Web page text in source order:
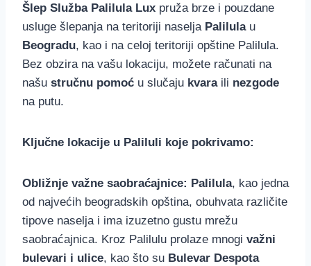
Šlep Služba Palilula Lux pruža brze i pouzdane
usluge šlepanja na teritoriji naselja Palilulau
Beogradu, kao i na celoj teritoriji opštine Palilula.
Bez obzira na vašu lokaciju, možete računati na
našu stručnu pomoć u slučaju kvaraili nezgode
na putu.
Ključne lokacije u Paliluli koje pokrivamo:
Obližnje važne saobraćajnice: Palilula, kao jedna
od najvećih beogradskih opština, obuhvata različite
tipove naselja i ima izuzetno gustu mrežu
saobraćajnica. Kroz Palilulu prolaze mnogi važni
bulevari i ulice, kao što su Bulevar Despota